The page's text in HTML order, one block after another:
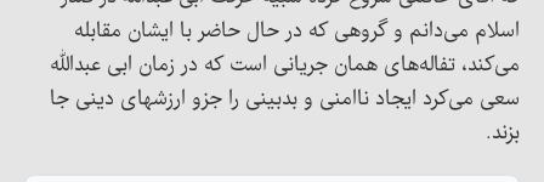
اسلام می‌دانم و گروهی که در حال حاضر با ایشان مقابله
می‌کند، تفاله‌های همان جریانی است که در زمان ابی عبدالله
سعی می‌کرد ایجاد ناامنی و بدبینی را جزو ارزشهای دینی جا
بزند.